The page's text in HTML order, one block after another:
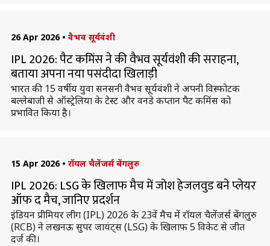
26 Apr 2026 • वैभव सूर्यवंशी
IPL 2026: पैट कमिंस ने की वैभव सूर्यवंशी की सराहना,
बताया अपना नया पसंदीदा खिलाड़ी
भारत की 15 वर्षीय युवा सनसनी वैभव सूर्यवंशी ने अपनी विस्फोटक
बल्लेबाजी से ऑस्ट्रेलिया के टेस्ट और वनडे कप्तान पैट कमिंस को
प्रभावित किया है।
15 Apr 2026 • रॉयल चैलेंजर्स बेंगलुरु
IPL 2026: LSG के खिलाफ मैच में जोश हेजलवुड बने प्लेयर
ऑफ द मैच, जानिए प्रदर्शन
इंडियन प्रीमियर लीग (IPL) 2026 के 23वें मैच में रॉयल चैलेंजर्स बेंगलुरु
(RCB) ने लखनऊ सुपर जायंट्स (LSG) के खिलाफ 5 विकेट से जीत
दर्ज की।